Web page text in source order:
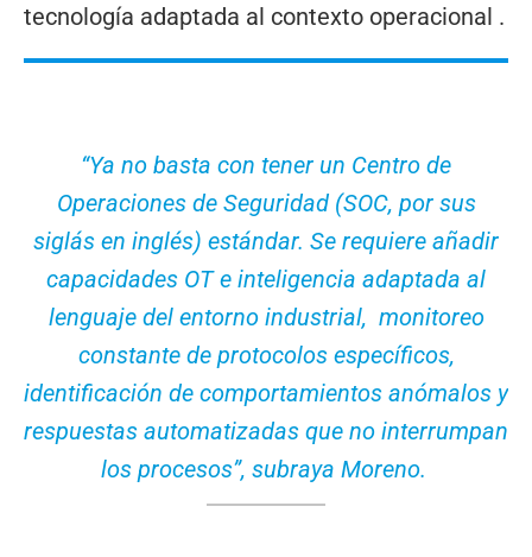
tecnología adaptada al contexto ​operacional .
“Ya no basta con tener un Centro de
Operaciones de Seguridad (SOC, por sus
siglás en inglés) estándar. Se requiere añadir
capacidades OT e inteligencia adaptada al
lenguaje del entorno industrial, ​ monitoreo
constante de protocolos específicos,
identificación de comportamientos anómalos y
respuestas automatizadas que no interrumpan
los procesos”, subraya Moreno.